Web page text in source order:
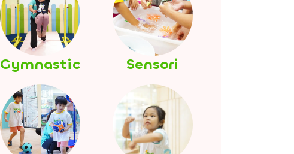
Gymnastic Sensori